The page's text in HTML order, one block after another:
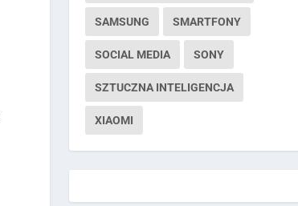
SAMSUNG SMARTFONY
SOCIAL MEDIA SONY
SZTUCZNA INTELIGENCJA
XIAOMI